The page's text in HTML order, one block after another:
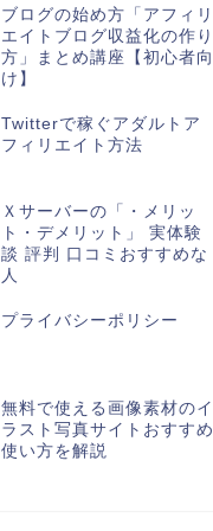
ブログの始め方「アフィリ
エイトブログ収益化の作り
方」まとめ講座【初心者向
け】
Twitterで稼ぐアダルトア
フィリエイト方法
Ｘサーバーの「・メリッ
ト・デメリット」 実体験
談 評判 口コミおすすめな
人
プライバシーポリシー
無料で使える画像素材のイ
ラスト写真サイトおすすめ
使い方を解説